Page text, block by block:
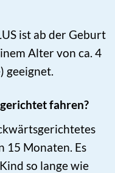
ist ab der Geburt
Alter von ca. 4
geeignet.
fahren?
15 Monaten. Es
so lange wie